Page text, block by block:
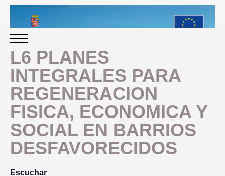
INICIO
PERIODO 2014-2020
PROGRAMACIÓN
GESTIÓN Y SEGUIMIENTO
L6 PLANES
INTEGRALES PARA
REGENERACION
FISICA, ECONOMICA Y
SOCIAL EN BARRIOS
DESFAVORECIDOS
Escuchar